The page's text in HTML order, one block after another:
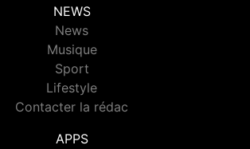
NEWS
News
Musique
Sport
Lifestyle
Contacter la rédac
APPS